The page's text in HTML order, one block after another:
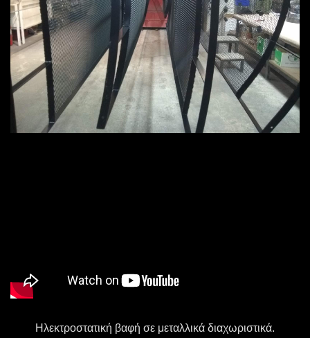
Ηλεκτροστατική βαφή σε μεταλλικά διαχωριστικά.